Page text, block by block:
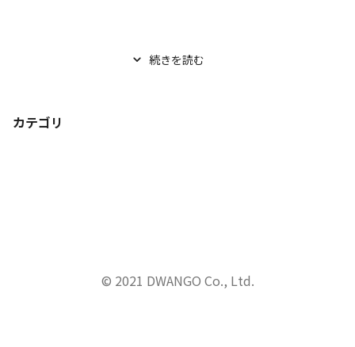
続きを読む
カテゴリ
© 2021 DWANGO Co., Ltd.